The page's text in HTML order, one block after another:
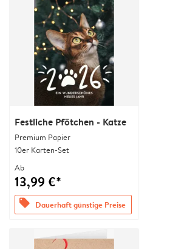
Festliche Pfötchen - Katze
Premium Papier
10er Karten-Set
Ab
13,99 €*
offers Dauerhaft günstige Preise